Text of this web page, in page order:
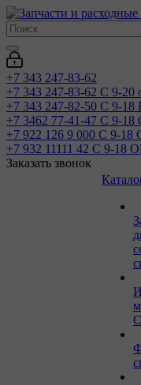
+7 343 247-83-62
+7 343 247-83-62 С 9-20
+7 343 247-82-50 С 9-18
+7 3462 77-41-47 С 9-18
+7 922 126 9 000 С 9-18
+7 932 11111 42 С 9-18
Заказать звонок